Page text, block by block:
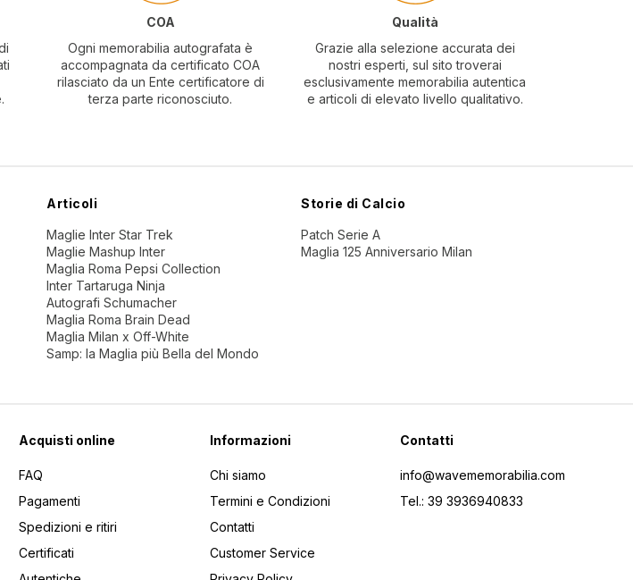
COA
Ogni memorabilia autografata è
accompagnata da certificato COA
rilasciato da un Ente certificatore di
terza parte riconosciuto.
Qualità
Grazie alla selezione accurata dei
nostri esperti, sul sito troverai
esclusivamente memorabilia autentica
e articoli di elevato livello qualitativo.
Articoli
Maglie Inter Star Trek
Maglie Mashup Inter
Maglia Roma Pepsi Collection
Inter Tartaruga Ninja
Autografi Schumacher
Maglia Roma Brain Dead
Maglia Milan x Off-White
Samp: la Maglia più Bella del Mondo
Storie di Calcio
Patch Serie A
Maglia 125 Anniversario Milan
Acquisti online
FAQ
Pagamenti
Spedizioni e ritiri
Certificati
Informazioni
Chi siamo
Termini e Condizioni
Contatti
Customer Service
Contatti
info@wavememorabilia.com
Tel.: 39 3936940833